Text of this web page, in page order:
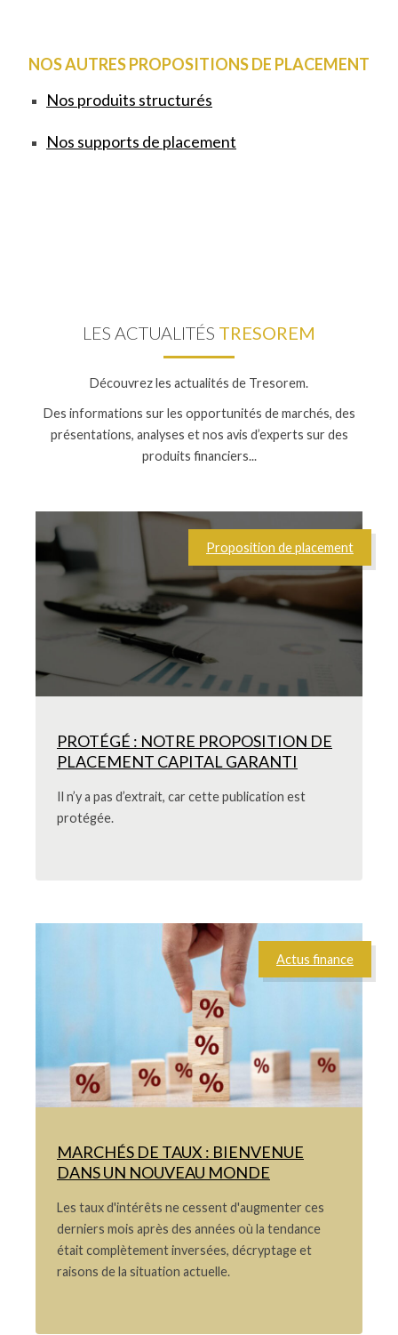
NOS AUTRES PROPOSITIONS DE PLACEMENT
Nos produits structurés
Nos supports de placement
LES ACTUALITÉS TRESOREM
Découvrez les actualités de Tresorem.
Des informations sur les opportunités de marchés, des
présentations, analyses et nos avis d’experts sur des
produits financiers...
Proposition de placement
PROTÉGÉ : NOTRE PROPOSITION DE
PLACEMENT CAPITAL GARANTI
Il n’y a pas d’extrait, car cette publication est
protégée.
Actus finance
MARCHÉS DE TAUX : BIENVENUE
DANS UN NOUVEAU MONDE
Les taux d'intérêts ne cessent d'augmenter ces
derniers mois après des années où la tendance
était complètement inversées, décryptage et
raisons de la situation actuelle.